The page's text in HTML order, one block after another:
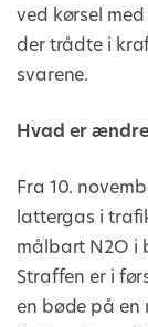
ved kørsel
der trådte i
svarene.
Hvad er
Fra 10.
lattergas i
målbart N2O i
Straffen er i
en bøde på en